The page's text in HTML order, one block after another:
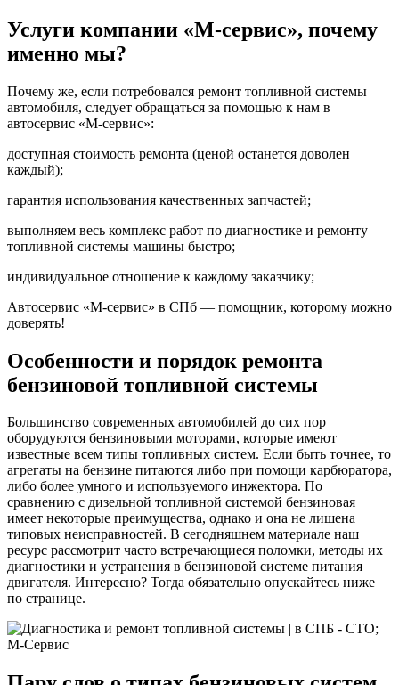
Услуги компании «М-сервис», почему
именно мы?
Почему же, если потребовался ремонт топливной системы
автомобиля, следует обращаться за помощью к нам в
автосервис «М-сервис»:
доступная стоимость ремонта (ценой останется доволен
каждый);
гарантия использования качественных запчастей;
выполняем весь комплекс работ по диагностике и ремонту
топливной системы машины быстро;
индивидуальное отношение к каждому заказчику;
Автосервис «М-сервис» в СПб — помощник, которому можно
доверять!
Особенности и порядок ремонта
бензиновой топливной системы
Большинство современных автомобилей до сих пор
оборудуются бензиновыми моторами, которые имеют
известные всем типы топливных систем. Если быть точнее, то
агрегаты на бензине питаются либо при помощи карбюратора,
либо более умного и используемого инжектора. По
сравнению с дизельной топливной системой бензиновая
имеет некоторые преимущества, однако и она не лишена
типовых неисправностей. В сегодняшнем материале наш
ресурс рассмотрит часто встречающиеся поломки, методы их
диагностики и устранения в бензиновой системе питания
двигателя. Интересно? Тогда обязательно опускайтесь ниже
по странице.